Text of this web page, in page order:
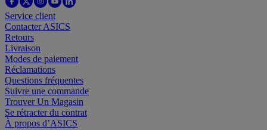
Service client
Contacter ASICS
Retours
Livraison
Modes de paiement
Réclamations
Questions fréquentes
Suivre une commande
Trouver Un Magasin
Se rétracter du contrat
À propos d’ASICS